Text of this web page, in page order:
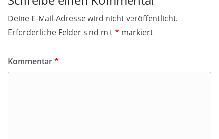
Deine E-Mail-Adresse wird nicht veröffentlicht.
Erforderliche Felder sind mit* markiert
Kommentar*